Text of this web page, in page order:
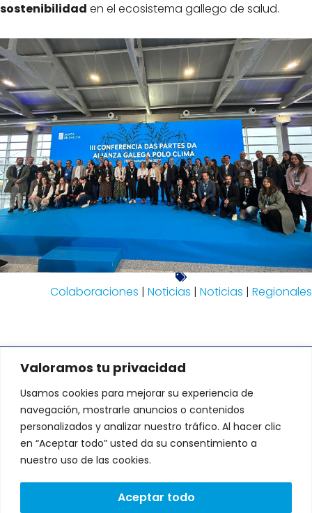
Valoramos tu privacidad
Usamos cookies para mejorar su experiencia de
navegación, mostrarle anuncios o contenidos
personalizados y analizar nuestro tráfico. Al hacer clic
en “Aceptar todo” usted da su consentimiento a
nuestro uso de las cookies.
Aceptar todo
sostenibilidad en el ecosistema gallego de salud.
Colaboraciones | Noticias | Noticias | Regionales
L
i
n
e
T
w
i
t
DIRECCIÓN:
Avenida de Fernando de Casas
Novoa 37 Edificio CNL. Portal A-B.
Compostela, A Coruña
CONTACTO:
602 24 71 49